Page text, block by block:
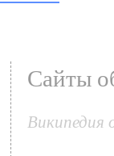
Сайты
Википедия